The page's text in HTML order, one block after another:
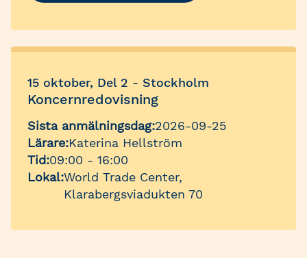
15 oktober, Del 2 - Stockholm
Koncernredovisning
Sista anmälningsdag:2026-09-25
Lärare:Katerina Hellström
Tid:09:00 - 16:00
Lokal:World Trade Center,
Klarabergsviadukten 70